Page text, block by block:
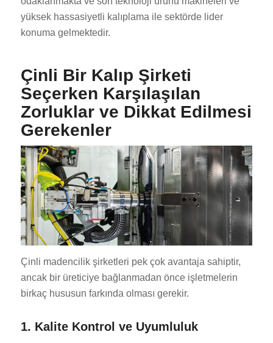
yüksek hassasiyetli kalıplama ile sektörde lider
konuma gelmektedir.
Çinli Bir Kalıp Şirketi
Seçerken Karşılaşılan
Zorluklar ve Dikkat Edilmesi
Gerekenler
Çinli madencilik şirketleri pek çok avantaja sahiptir,
ancak bir üreticiye bağlanmadan önce işletmelerin
birkaç hususun farkında olması gerekir.
1. Kalite Kontrol ve Uyumluluk